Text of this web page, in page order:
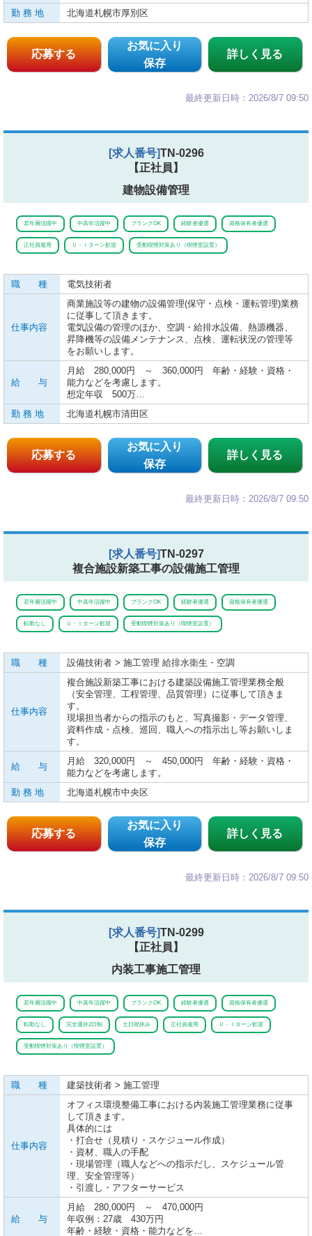
勤 務 地
北海道札幌市厚別区
応募する
お気に入り
保存
詳しく見る
最終更新日時：2026/8/7 09:50
[求人番号]TN-0296
【正社員】
建物設備管理
若年層活躍中 中高年活躍中 ブランクOK 経験者優遇 資格保有者優遇
正社員雇用 Ｕ・Ｉターン歓迎 受動喫煙対策あり（喫煙室設置）
職 種 電気技術者
仕事内容
商業施設等の建物の設備管理(保守・点検・運転管理)業務
に従事して頂きます。
電気設備の管理のほか、空調・給排水設備、熱源機器、
昇降機等の設備メンテナンス、点検、運転状況の管理等
をお願いします。
給 与
月給 280,000円 ～ 360,000円 年齢・経験・資格・
能力などを考慮します。
想定年収 500万…
勤 務 地
北海道札幌市清田区
応募する
お気に入り
保存
詳しく見る
最終更新日時：2026/8/7 09:50
[求人番号]TN-0297
複合施設新築工事の設備施工管理
若年層活躍中 中高年活躍中 ブランクOK 経験者優遇 資格保有者優遇
転勤なし Ｕ・Ｉターン歓迎 受動喫煙対策あり（喫煙室設置）
職 種 設備技術者 > 施工管理 給排水衛生・空調
仕事内容
複合施設新築工事における建築設備施工管理業務全般
（安全管理、工程管理、品質管理）に従事して頂きま
す。
現場担当者からの指示のもと、写真撮影・データ管理、
資料作成・点検、巡回、職人への指示出し等お願いしま
す。
給 与
月給 320,000円 ～ 450,000円 年齢・経験・資格・
能力などを考慮します。
勤 務 地
北海道札幌市中央区
応募する
お気に入り
保存
詳しく見る
最終更新日時：2026/8/7 09:50
[求人番号]TN-0299
【正社員】
内装工事施工管理
若年層活躍中 中高年活躍中 ブランクOK 経験者優遇 資格保有者優遇
転勤なし 完全週休2日制 土日祝休み 正社員雇用 Ｕ・Ｉターン歓迎
受動喫煙対策あり（喫煙室設置）
職 種 建築技術者 > 施工管理
仕事内容
オフィス環境整備工事における内装施工管理業務に従事
して頂きます。
具体的には
・打合せ（見積り・スケジュール作成）
・資材、職人の手配
・現場管理（職人などへの指示だし、スケジュール管
理、安全管理等）
・引渡し・アフターサービス
給 与
月給 280,000円 ～ 470,000円
年収例：27歳 430万円
年齢・経験・資格・能力などを…